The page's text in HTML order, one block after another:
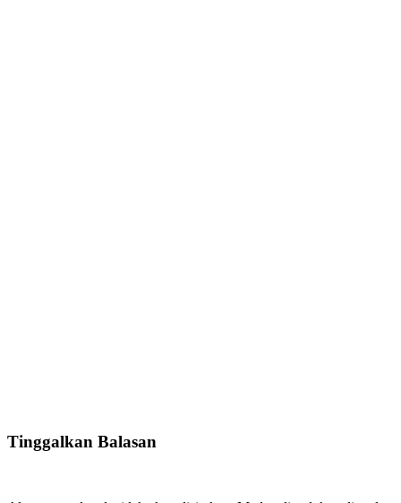
Tinggalkan Balasan